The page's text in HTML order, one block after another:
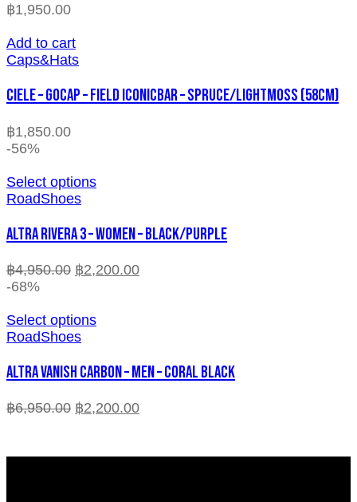
฿1,950.00
Add to cart
Caps&Hats
CIELE – GOCAP – FIELD ICONICBAR – SPRUCE/LIGHTMOSS (58cm)
฿1,850.00
-56%
Select options
RoadShoes
ALTRA RIVERA 3 – WOMEN – BLACK/PURPLE
฿4,950.00 ฿2,200.00
-68%
Select options
RoadShoes
ALTRA VANISH CARBON – MEN – CORAL BLACK
฿6,950.00 ฿2,200.00